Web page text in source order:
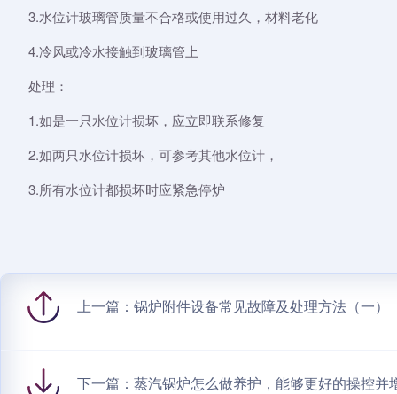
3.水位计玻璃管质量不合格或使用过久，材料老化
4.冷风或冷水接触到玻璃管上
处理：
1.如是一只水位计损坏，应立即联系修复
2.如两只水位计损坏，可参考其他水位计，
3.所有水位计都损坏时应紧急停炉
上一篇： 锅炉附件设备常见故障及处理方法（一）
下一篇： 蒸汽锅炉怎么做养护，能够更好的操控并